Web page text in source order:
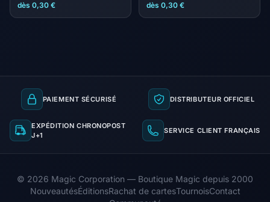
dès 0,30 €
dès 0,30 €
PAIEMENT SÉCURISÉ DISTRIBUTEUR OFFICIEL
EXPÉDITION CHRONOPOST
J+1
SERVICE CLIENT FRANÇAIS
© 2026 Magic Corporation — Boutique Magic depuis 2000
NouveautésÉditionsRachat de cartesTournoisContact